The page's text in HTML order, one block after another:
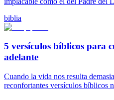
biblia
5 versículos bíblicos para
adelante
Cuando la vida nos resulta
reconfortantes versículos bíblicos